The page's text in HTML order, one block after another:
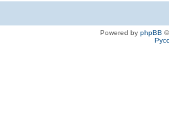
Powered by phpBB